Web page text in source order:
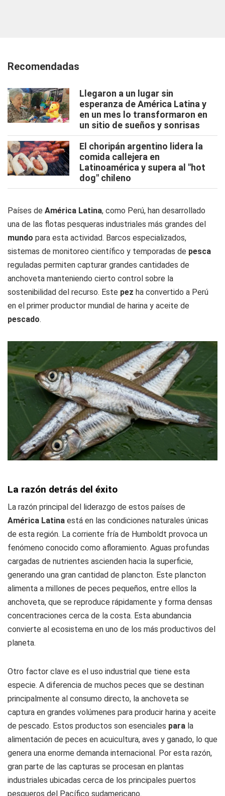
Recomendadas
Llegaron a un lugar sin
esperanza de América Latina y
en un mes lo transformaron en
un sitio de sueños y sonrisas
El choripán argentino lidera la
comida callejera en
Latinoamérica y supera al "hot
dog" chileno
Países de América Latina, como Perú, han desarrollado
una de las flotas pesqueras industriales más grandes del
mundo para esta actividad. Barcos especializados,
sistemas de monitoreo científico y temporadas de pesca
reguladas permiten capturar grandes cantidades de
anchoveta manteniendo cierto control sobre la
sostenibilidad del recurso. Este pez ha convertido a Perú
en el primer productor mundial de harina y aceite de
pescado.
La razón detrás del éxito
La razón principal del liderazgo de estos países de
América Latina está en las condiciones naturales únicas
de esta región. La corriente fría de Humboldt provoca un
fenómeno conocido como afloramiento. Aguas profundas
cargadas de nutrientes ascienden hacia la superficie,
generando una gran cantidad de plancton. Este plancton
alimenta a millones de peces pequeños, entre ellos la
anchoveta, que se reproduce rápidamente y forma densas
concentraciones cerca de la costa. Esta abundancia
convierte al ecosistema en uno de los más productivos del
planeta.
Otro factor clave es el uso industrial que tiene esta
especie. A diferencia de muchos peces que se destinan
principalmente al consumo directo, la anchoveta se
captura en grandes volúmenes para producir harina y aceite
de pescado. Estos productos son esenciales para la
alimentación de peces en acuicultura, aves y ganado, lo que
genera una enorme demanda internacional. Por esta razón,
gran parte de las capturas se procesan en plantas
industriales ubicadas cerca de los principales puertos
pesqueros del Pacífico sudamericano.